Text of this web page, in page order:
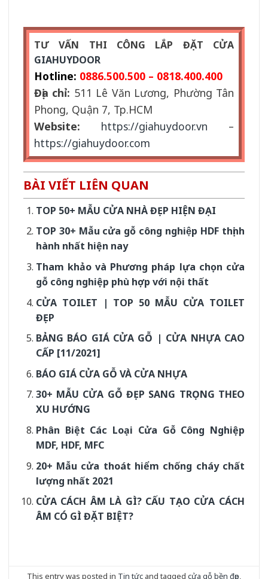
TƯ VẤN THI CÔNG LẮP ĐẶT CỬA
GIAHUYDOOR
Hotline: 0886.500.500 – 0818.400.400
Địa chỉ: 511 Lê Văn Lương, Phường Tân
Phong, Quận 7, Tp.HCM
Website:
https://giahuydoor.vn –
https://giahuydoor.com
BÀI VIẾT LIÊN QUAN
TOP 50+ MẪU CỬA NHÀ ĐẸP HIỆN ĐẠI
TOP 30+ Mẫu cửa gỗ công nghiệp HDF thịnh
hành nhất hiện nay
Tham khảo và Phương pháp lựa chọn cửa
gỗ công nghiệp phù hợp với nội thất
CỬA TOILET | TOP 50 MẪU CỬA TOILET
ĐẸP
BẢNG BÁO GIÁ CỬA GỖ | CỬA NHỰA CAO
CẤP [11/2021]
BÁO GIÁ CỬA GỖ VÀ CỬA NHỰA
30+ MẪU CỬA GỖ ĐẸP SANG TRỌNG THEO
XU HƯỚNG
Phân Biệt Các Loại Cửa Gỗ Công Nghiệp
MDF, HDF, MFC
20+ Mẫu cửa thoát hiểm chống cháy chất
lượng nhất 2021
CỬA CÁCH ÂM LÀ GÌ? CẤU TẠO CỬA CÁCH
ÂM CÓ GÌ ĐẶT BIỆT?
This entry was posted in Tin tức and tagged cửa gỗ bền đẹp,